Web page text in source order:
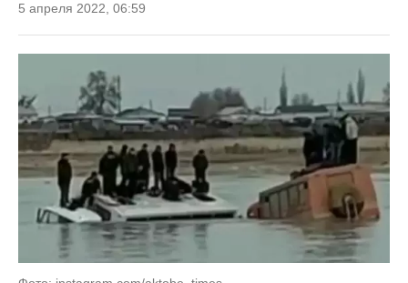
5 апреля 2022, 06:59